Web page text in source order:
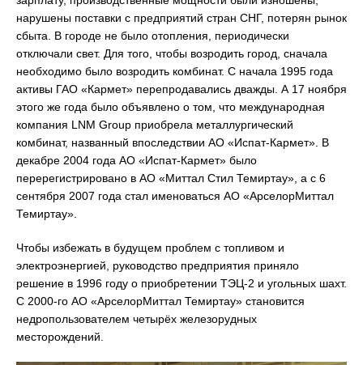
нарушены поставки с предприятий стран СНГ, потерян рынок
сбыта. В городе не было отопления, периодически
отключали свет. Для того, чтобы возродить город, сначала
необходимо было возродить комбинат. С начала 1995 года
активы ГАО «Кармет» перепродавались дважды. А 17 ноября
этого же года было объявлено о том, что международная
компания LNM Group приобрела металлургический
комбинат, названный впоследствии АО «Испат-Кармет». В
декабре 2004 года АО «Испат-Кармет» было
перерегистрировано в АО «Миттал Стил Темиртау», а с 6
сентября 2007 года стал именоваться АО «АрселорМиттал
Темиртау».
Чтобы избежать в будущем проблем с топливом и
электроэнергией, руководство предприятия приняло
решение в 1996 году о приобретении ТЭЦ-2 и угольных шахт.
С 2000-го АО «АрселорМиттал Темиртау» становится
недропользователем четырёх железорудных
месторождений.